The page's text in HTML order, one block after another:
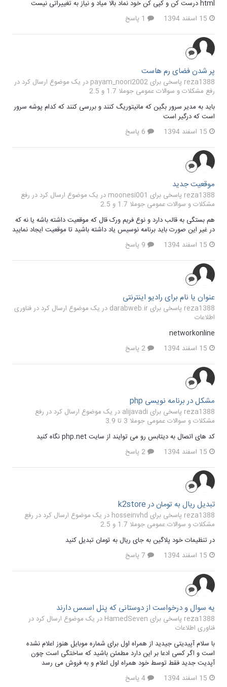
html درست کن و کپی کن خود نماد بالا میاد و نیاز به تغییراتی نیست
15 اسفند 1394
پر شدن فضای رم هاست
reza1388 پاسخی برای payam_noori2002 در یک موضوع ارسال کرد در
رفع مشکلات و سوالات عمومی جوملا 1.7 و 2.5
باید به مدیر سرور بگین که مانیتوریگ کنند و بررسی کنند که کدام پوشه سرور
است که درگیر است
15 اسفند 1394
موقعیت جدید
reza1388 پاسخی برای moonesi001 در یک موضوع ارسال کرد در
رفع
مشکلات و سوالات عمومی جوملا 1.7 و 2.5
هم بستگی به قالب دارد و نوع فریم ورک قال که موقعیت داشته باشه یا نه که
در غیر این صورت باید برنامه نوسیس یاد داشته باشید تا موقعیت ایجاد نمایید
15 اسفند 1394
عنوان یا نام برای رادیو اینترنتی
reza1388 پاسخی برای darabweb.ir در یک موضوع ارسال کرد در
فناوری
اطلاعات
networkonline
15 اسفند 1394
مشکل در برنامه نویسی php
reza1388 پاسخی برای alijavadi در یک موضوع ارسال کرد در
رفع
مشکلات و سوالات عمومی جوملا 3 تا 3.9
کد های اتصال به دیتابس رو می توایند از سایت php.net نگاه کنید
15 اسفند 1394
تبدیل ریال به تومان در k2store
reza1388 پاسخی برای hosseinvhd در یک موضوع ارسال کرد در
رفع
مشکلات و سوالات عمومی جوملا 1.7 و 2.5
در تنظیمات خود پلاگین به جای ریال به تومان تبدیل کنید
15 اسفند 1394
یه سوال و درخواست از دوستانی که پنل اسمس دارند
reza1388 پاسخی برای HamedSeven در یک موضوع ارسال کرد در
فناوری اطلاعات
با سلام آپیدیتی جیدید از همراه اول برای شماره موبایل هنوز اعلام نشده
است و اگر کسی ادعا بر این دارد مطمئن باشید که ساختگی است چون
آپدیت جدید فقط توسط خود همراه اول اعلام و به فروش می رسد
15 اسفند 1394